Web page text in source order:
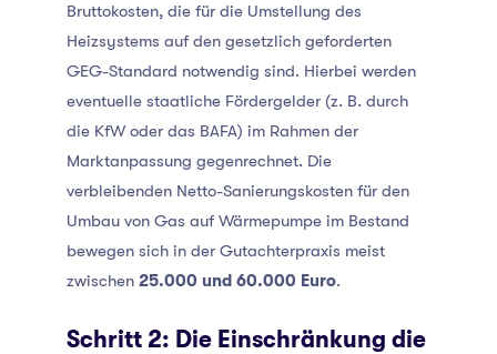
Bruttokosten, die für die Umstellung des
Heizsystems auf den gesetzlich geforderten
GEG-Standard notwendig sind. Hierbei werden
eventuelle staatliche Fördergelder (z. B. durch
die KfW oder das BAFA) im Rahmen der
Marktanpassung gegenrechnet. Die
verbleibenden Netto-Sanierungskosten für den
Umbau von Gas auf Wärmepumpe im Bestand
bewegen sich in der Gutachterpraxis meist
zwischen 25.000 und 60.000 Euro.
Schritt 2: Die Einschränkung die